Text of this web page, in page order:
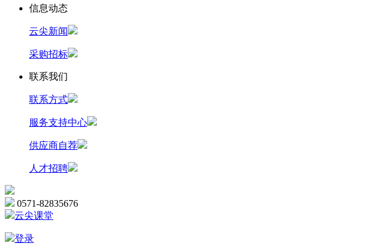
信息动态
云尖新闻
采购招标
联系我们
联系方式
服务支持中心
供应商自荐
人才招聘
0571-82835676
云尖课堂
登录